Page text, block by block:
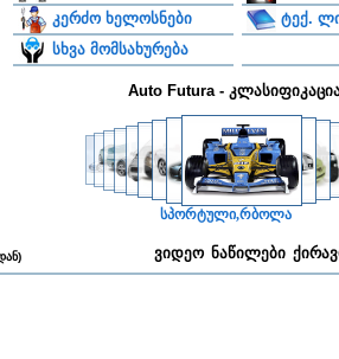
კერძო ხელოსნები
ტექ.
სხვა მომსახურება
Auto Futura -
სპორტული,რბოლა
ვიდეო ნაწილები